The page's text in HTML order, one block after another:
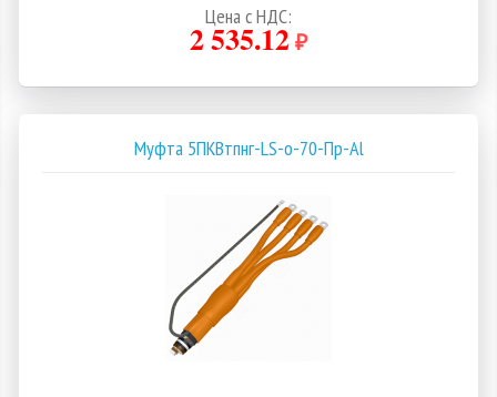
Цена с НДС:
2 535.12₽
Муфта 5ПКВтпнг-LS-о-70-Пр-Al